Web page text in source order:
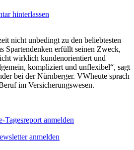
hinterlassen
nicht unbedingt zu den beliebtesten
Spartendenken erfüllt seinen Zweck,
wirklich kundenorientiert und
kompliziert und unflexibel“, sagt
bei der Nürnberger. VWheute sprach
im Versicherungswesen.